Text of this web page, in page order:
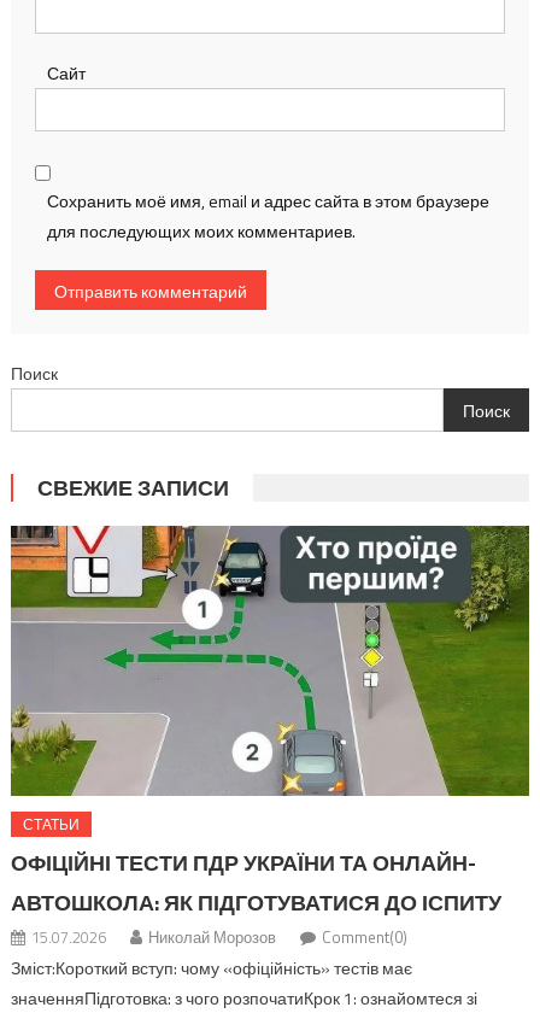
Сайт
Сохранить моё имя, email и адрес сайта в этом браузере
для последующих моих комментариев.
Поиск
Поиск
СВЕЖИЕ ЗАПИСИ
СТАТЬИ
ОФІЦІЙНІ ТЕСТИ ПДР УКРАЇНИ ТА ОНЛАЙН-
АВТОШКОЛА: ЯК ПІДГОТУВАТИСЯ ДО ІСПИТУ
15.07.2026 Николай Морозов Comment(0)
Зміст:Короткий вступ: чому «офіційність» тестів має
значенняПідготовка: з чого розпочатиКрок 1: ознайомтеся зі